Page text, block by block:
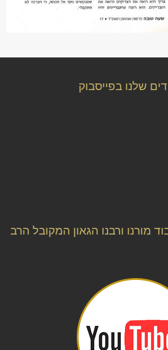
שלנו בפייסבוק
מורנו ורבנו הגאון המקובל הרב